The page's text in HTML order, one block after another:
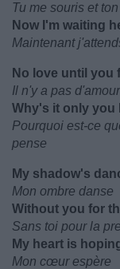
Tu me souris et
Now I'm waiting
Maintenant
No love until you
Il n'y a pas
Why's it only you
Pourquoi est-ce
pense
My shadow's
Mon ombre danse
Without you for
Sans toi pour la
My heart is
Mon cœur espère